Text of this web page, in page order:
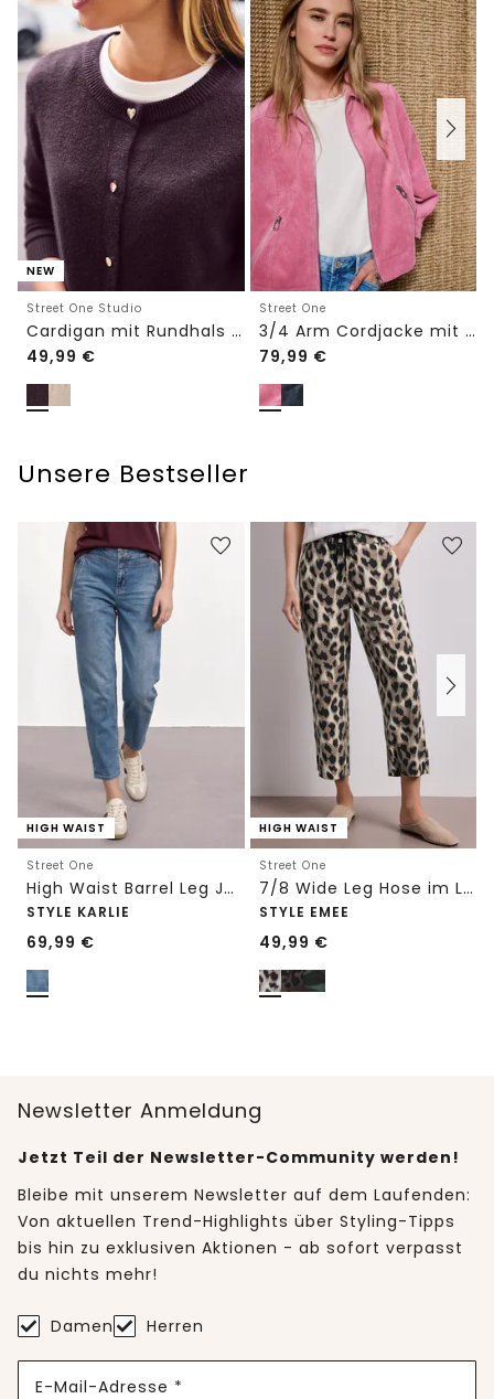
NEW
Street One Studio
Cardigan mit Rundhals und Knöpfen
49,99 €
Street One
3/4 Arm Cordjacke mit Hemdkragen
79,99 €
Unsere Bestseller
HIGH WAIST
Street One
High Waist Barrel Leg Jeans im Loose Fit
STYLE KARLIE
69,99 €
HIGH WAIST
Street One
7/8 Wide Leg Hose im Loose Fit mit Print
STYLE EMEE
49,99 €
Newsletter Anmeldung
Jetzt Teil der Newsletter-Community werden!
Bleibe mit unserem Newsletter auf dem Laufenden:
Von aktuellen Trend-Highlights über Styling-Tipps
bis hin zu exklusiven Aktionen - ab sofort verpasst
du nichts mehr!
Damen Herren
E-Mail-Adresse *